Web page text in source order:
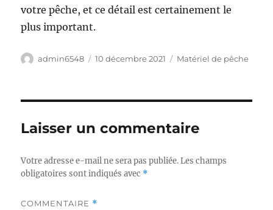
votre pêche, et ce détail est certainement le
plus important.
Auteur
admin6548
Publié
10 décembre 2021 Catégories
Matériel de pêche
Laisser un commentaire
Votre adresse e-mail ne sera pas publiée. Les champs
obligatoires sont indiqués avec *
COMMENTAIRE *